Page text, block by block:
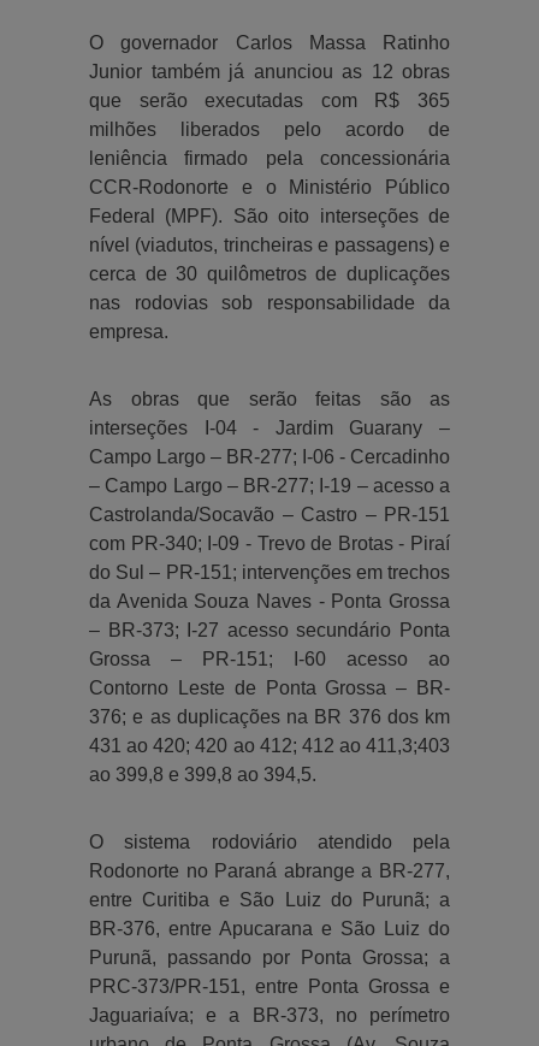
O governador Carlos Massa Ratinho
Junior também já anunciou as 12 obras
que serão executadas com R$ 365
milhões liberados pelo acordo de
leniência firmado pela concessionária
CCR-Rodonorte e o Ministério Público
Federal (MPF). São oito interseções de
nível (viadutos, trincheiras e passagens) e
cerca de 30 quilômetros de duplicações
nas rodovias sob responsabilidade da
empresa.
As obras que serão feitas são as
interseções I-04 - Jardim Guarany –
Campo Largo – BR-277; I-06 - Cercadinho
– Campo Largo – BR-277; I-19 – acesso a
Castrolanda/Socavão – Castro – PR-151
com PR-340; I-09 - Trevo de Brotas - Piraí
do Sul – PR-151; intervenções em trechos
da Avenida Souza Naves - Ponta Grossa
– BR-373; I-27 acesso secundário Ponta
Grossa – PR-151; I-60 acesso ao
Contorno Leste de Ponta Grossa – BR-
376; e as duplicações na BR 376 dos km
431 ao 420; 420 ao 412; 412 ao 411,3;403
ao 399,8 e 399,8 ao 394,5.
O sistema rodoviário atendido pela
Rodonorte no Paraná abrange a BR-277,
entre Curitiba e São Luiz do Purunã; a
BR-376, entre Apucarana e São Luiz do
Purunã, passando por Ponta Grossa; a
PRC-373/PR-151, entre Ponta Grossa e
Jaguariaíva; e a BR-373, no perímetro